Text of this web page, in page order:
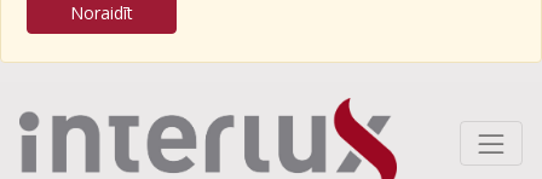
Noraidīt